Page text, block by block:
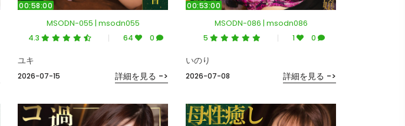
00:58:00
MSODN-055 | msodn055
4.3 64 0
2026-07-15
ユキ
詳細を見る ->
00:53:00
MSODN-086 | msodn086
5 1 0
2026-07-08
いのり
詳細を見る ->